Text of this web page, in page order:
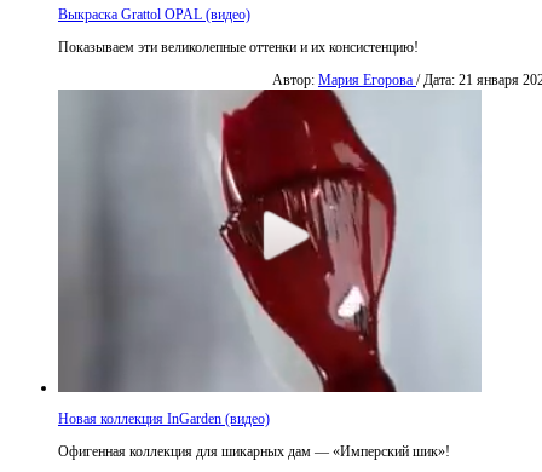
Выкраска Grattol OPAL (видео)
Показываем эти великолепные оттенки и их консистенцию!
Автор: Мария Егорова / Дата: 21 января
Новая коллекция InGarden (видео)
Офигенная коллекция для шикарных дам — «Имперский шик»!